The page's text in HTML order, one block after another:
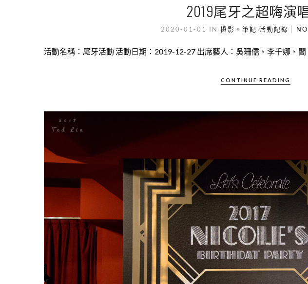
2019尾牙之超嗨演
2020-01-01 IN 攝影。筆記 活動記錄
活動名稱：尾牙活動 活動日期：2019-12-27 出席藝人：吳珊儒、李千娜、
CONTINUE READING